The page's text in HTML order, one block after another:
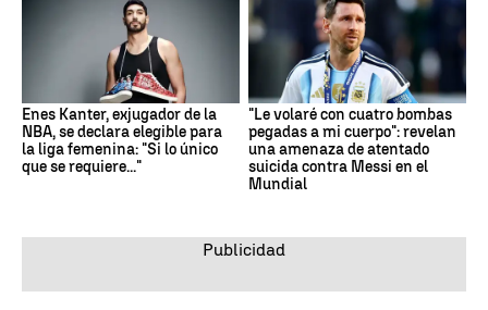
Enes Kanter, exjugador de la
NBA, se declara elegible para
la liga femenina: "Si lo único
que se requiere..."
"Le volaré con cuatro bombas
pegadas a mi cuerpo": revelan
una amenaza de atentado
suicida contra Messi en el
Mundial